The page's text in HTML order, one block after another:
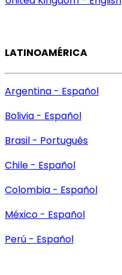
LATINOAMÉRICA
Argentina - Español
Bolivia - Español
Brasil - Português
Chile - Español
Colombia - Español
México - Español
Perú - Español